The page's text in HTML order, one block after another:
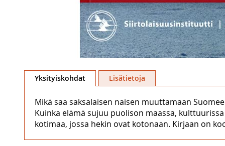
to
the
images
gallery
Yksityiskohdat
Mikä saa saksalaisen naisen muuttamaan
Kuinka elämä sujuu puolison maassa,
kotimaa, jossa hekin ovat kotonaan. Kirjaan on
Lisätietoja